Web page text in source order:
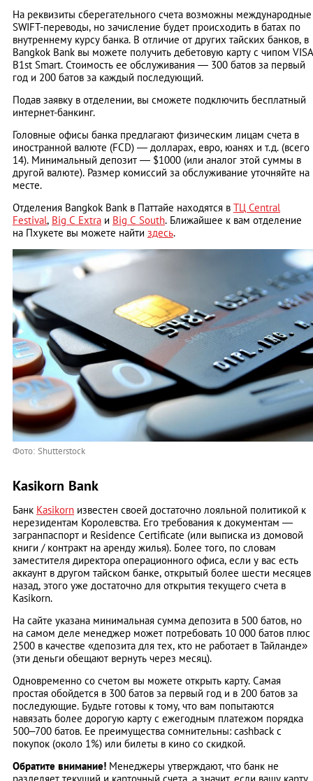
На реквизиты сберегательного счета возможны международные
SWIFT-переводы, но зачисление будет происходить в батах по
внутреннему курсу банка. В отличие от других тайских банков, в
Bangkok Bank вы можете получить дебетовую карту с чипом VISA
B1st Smart. Стоимость ее обслуживания ― 300 батов за первый
год и 200 батов за каждый последующий.
Подав заявку в отделении, вы сможете подключить бесплатный
интернет-банкинг.
Головные офисы банка предлагают физическим лицам счета в
иностранной валюте (FCD) ― долларах, евро, юанях и т.д. (всего
14). Минимальный депозит ― $1000 (или аналог этой суммы в
другой валюте). Размер комиссий за обслуживание уточняйте на
месте.
Отделения Bangkok Bank в Паттайе находятся в ТЦ Central
Festival, Big C Extra и Big C South. Ближайшее к вам отделение
на Пхукете вы можете найти здесь.
Фото: Shutterstock
Kasikorn Bank
Банк Kasikorn известен своей достаточно лояльной политикой к
нерезидентам Королевства. Его требования к документам ―
загранпаспорт и Residence Сertificate (или выписка из домовой
книги / контракт на аренду жилья). Более того, по словам
заместителя директора операционного офиса, если у вас есть
аккаунт в другом тайском банке, открытый более шести месяцев
назад, этого уже достаточно для открытия текущего счета в
Kasikorn.
На сайте указана минимальная сумма депозита в 500 батов, но
на самом деле менеджер может потребовать 10 000 батов плюс
2500 в качестве «депозита для тех, кто не работает в Тайланде»
(эти деньги обещают вернуть через месяц).
Одновременно со счетом вы можете открыть карту. Самая
простая обойдется в 300 батов за первый год и в 200 батов за
последующие. Будьте готовы к тому, что вам попытаются
навязать более дорогую карту с ежегодным платежом порядка
500–700 батов. Ее преимущества сомнительны: cashback с
покупок (около 1%) или билеты в кино со скидкой.
Обратите внимание! Менеджеры утверждают, что банк не